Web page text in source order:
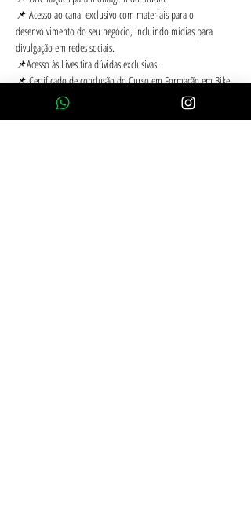
📌 Acesso ao canal exclusivo com materiais para o
desenvolvimento do seu negócio, incluindo mídias para
divulgação em redes sociais.
📌Acesso às Lives tira dúvidas exclusivas.
📌 Certificado de conclusão do Curso em Formação em Bike
Fit, se tornando assim, um Fitter da metodologia Infinity Fit
apto a trabalhar e atender os ciclistas🚴‍♂️